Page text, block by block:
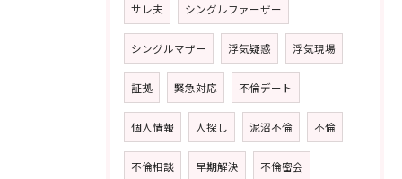
サレ夫 シングルファーザー
シングルマザー 浮気疑惑 浮気現場
証拠 緊急対応 不倫デート
個人情報 人探し 泥沼不倫 不倫
不倫相談 早期解決 不倫密会